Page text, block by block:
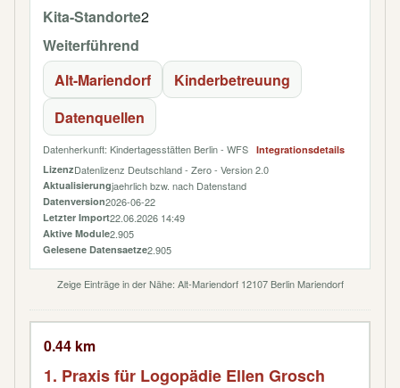
Kita-Standorte2
Weiterführend
Alt-Mariendorf
Kinderbetreuung
Datenquellen
Datenherkunft: Kindertagesstätten Berlin - WFS Integrationsdetails
LizenzDatenlizenz Deutschland - Zero - Version 2.0
Aktualisierungjaehrlich bzw. nach Datenstand
Datenversion2026-06-22
Letzter Import22.06.2026 14:49
Aktive Module2.905
Gelesene Datensaetze2.905
Zeige Einträge in der Nähe: Alt-Mariendorf 12107 Berlin Mariendorf
0.44 km
1. Praxis für Logopädie Ellen Grosch